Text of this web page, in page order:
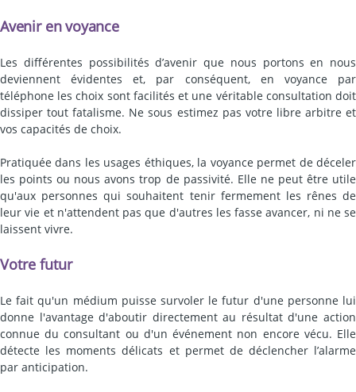
Avenir en voyance
Les différentes possibilités d’avenir que nous portons en nous
deviennent évidentes et, par conséquent, en voyance par
téléphone les choix sont facilités et une véritable consultation doit
dissiper tout fatalisme. Ne sous estimez pas votre libre arbitre et
vos capacités de choix.
Pratiquée dans les usages éthiques, la voyance permet de déceler
les points ou nous avons trop de passivité. Elle ne peut être utile
qu'aux personnes qui souhaitent tenir fermement les rênes de
leur vie et n'attendent pas que d'autres les fasse avancer, ni ne se
laissent vivre.
Votre futur
Le fait qu'un médium puisse survoler le futur d'une personne lui
donne l'avantage d'aboutir directement au résultat d'une action
connue du consultant ou d'un événement non encore vécu. Elle
détecte les moments délicats et permet de déclencher l’alarme
par anticipation.